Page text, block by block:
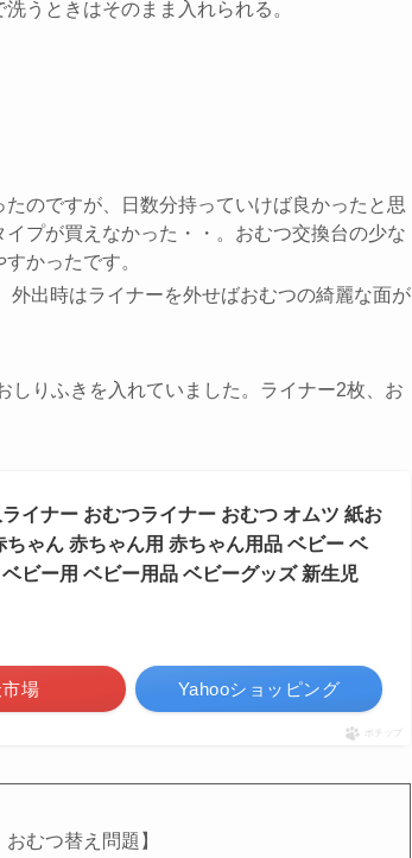
うときはそのまま入れられる。
のですが、日数分持っていけば良かったと思
プが買えなかった・・。おむつ交換台の少な
かったです。
出時はライナーを外せばおむつの綺麗な面が
りふきを入れていました。ライナー2枚、お
イナー おむつライナー おむつ オムツ 紙お
ゃん 赤ちゃん用 赤ちゃん用品 ベビー ベ
ビー用 ベビー用品 ベビーグッズ 新生児
場 Yahooショッピング
ポチップ
むつ替え問題】